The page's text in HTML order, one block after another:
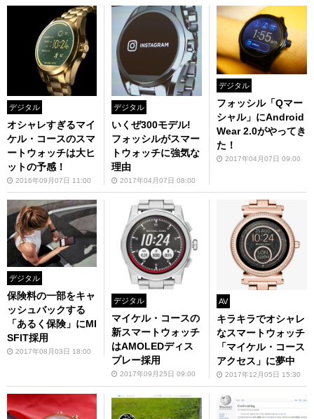
デジタル
オシャレすぎるマイ
ケル・コースのスマ
ートウォッチは大ヒ
ットの予感！
2016年09月07日 11:00
デジタル
いくぜ300モデル!
フォッシルがスマー
トウォッチに強気な
理由
2017年04月07日 08:00
デジタル
フォッシル「Qマー
シャル」にAndroid
Wear 2.0がやってき
た！
2017年04月07日 09:00
デジタル
保険料の一部をキャ
ッシュバックする
「あるく保険」にMI
SFIT採用
2017年08月03日 18:00
デジタル
マイケル・コースの
新スマートウォッチ
はAMOLEDディス
プレー採用
2017年09月25日 09:00
AV
キラキラでオシャレ
なスマートウォッチ
「マイケル・コース
アクセス」に夢中
2017年12月05日 15:30